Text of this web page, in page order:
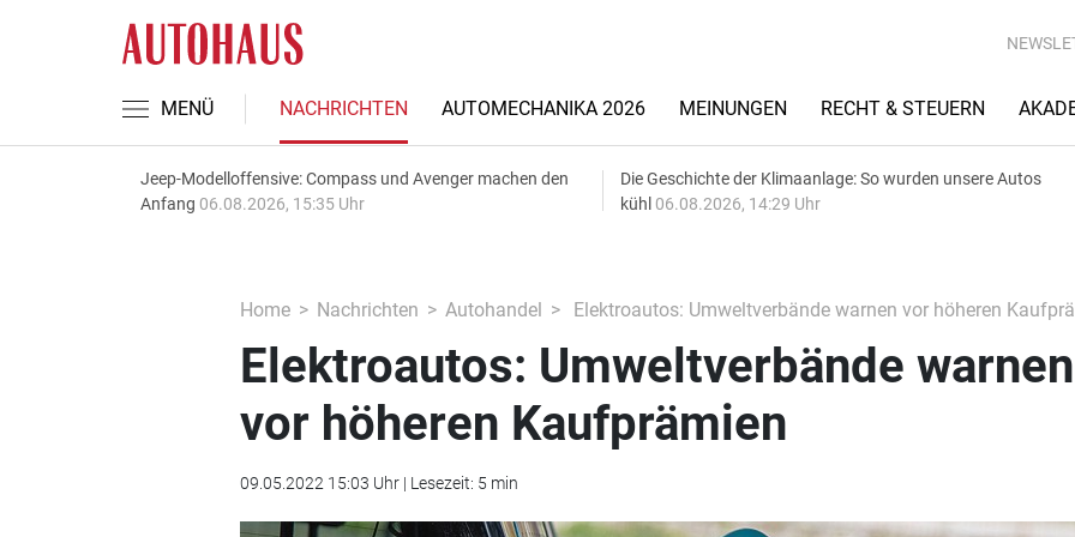
MENÜ NACHRICHTEN AUTOMECHANIKA 2026 MEINUNGEN RECHT & STEUERN
Jeep-Modelloffensive: Compass und Avenger machen den
Anfang 06.08.2026, 15:35 Uhr
Die Geschichte der Klimaanlage: So wurden unsere Autos
kühl 06.08.2026, 14:29 Uhr
Home Nachrichten Autohandel Elektroautos: Umweltverbände warnen vor höheren
Elektroautos: Umweltverbände warnen
vor höheren Kaufprämien
09.05.2022 15:03 Uhr | Lesezeit: 5 min